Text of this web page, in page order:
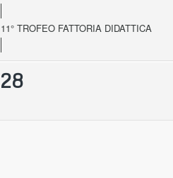
11° TROFEO FATTORIA DIDATTICA
28